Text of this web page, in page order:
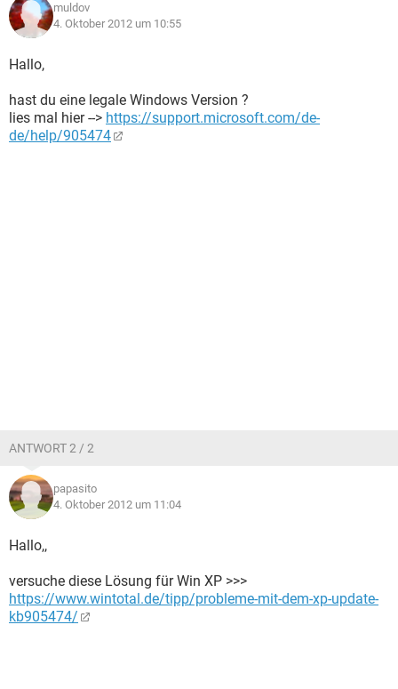
muldov
4. Oktober 2012 um 10:55
Hallo,
hast du eine legale Windows Version ?
lies mal hier --> https://support.microsoft.com/de-
de/help/905474
ANTWORT 2 / 2
papasito
4. Oktober 2012 um 11:04
Hallo,,
versuche diese Lösung für Win XP >>>
https://www.wintotal.de/tipp/probleme-mit-dem-xp-update-
kb905474/